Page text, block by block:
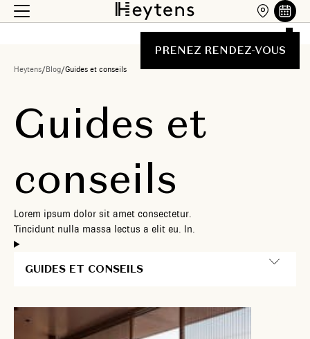
PRENEZ RENDEZ-VOUS
Heytens/Blog/Guides et conseils
Guides et
conseils
Lorem ipsum dolor sit amet consectetur.
Tincidunt nulla massa lectus a elit eu. In.
GUIDES ET CONSEILS